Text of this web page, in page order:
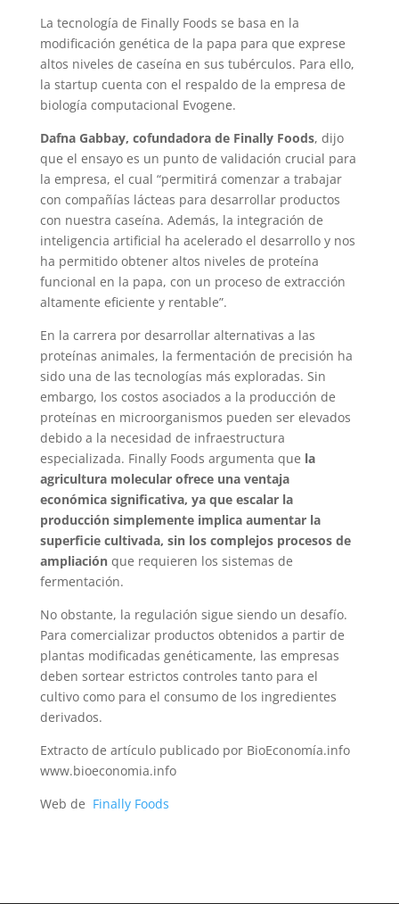
La tecnología de Finally Foods se basa en la
modificación genética de la papa para que exprese
altos niveles de caseína en sus tubérculos. Para ello,
la startup cuenta con el respaldo de la empresa de
biología computacional Evogene.
Dafna Gabbay, cofundadora de Finally Foods, dijo
que el ensayo es un punto de validación crucial para
la empresa, el cual “permitirá comenzar a trabajar
con compañías lácteas para desarrollar productos
con nuestra caseína. Además, la integración de
inteligencia artificial ha acelerado el desarrollo y nos
ha permitido obtener altos niveles de proteína
funcional en la papa, con un proceso de extracción
altamente eficiente y rentable”.
En la carrera por desarrollar alternativas a las
proteínas animales, la fermentación de precisión ha
sido una de las tecnologías más exploradas. Sin
embargo, los costos asociados a la producción de
proteínas en microorganismos pueden ser elevados
debido a la necesidad de infraestructura
especializada. Finally Foods argumenta que la
agricultura molecular ofrece una ventaja
económica significativa, ya que escalar la
producción simplemente implica aumentar la
superficie cultivada, sin los complejos procesos de
ampliaciónque requieren los sistemas de
fermentación.
No obstante, la regulación sigue siendo un desafío.
Para comercializar productos obtenidos a partir de
plantas modificadas genéticamente, las empresas
deben sortear estrictos controles tanto para el
cultivo como para el consumo de los ingredientes
derivados.
Extracto de artículo publicado por BioEconomía.info
www.bioeconomia.info
Web de Finally Foods